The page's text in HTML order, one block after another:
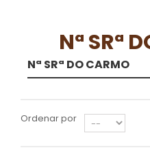
Nª SRª
Nª SRª DO CARMO
Ordenar por